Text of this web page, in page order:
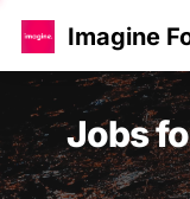
Imagine
Jobs